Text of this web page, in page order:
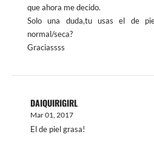
que ahora me decido.
Solo una duda,tu usas el de
normal/seca?
Graciassss
DAIQUIRIGIRL
Mar 01, 2017
El de piel grasa!